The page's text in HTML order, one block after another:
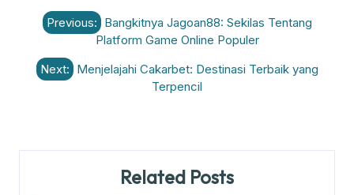
Post
navigation
Previous: Bangkitnya Jagoan88: Sekilas Tentang
Platform Game Online Populer
Next: Menjelajahi Cakarbet: Destinasi Terbaik yang
Terpencil
Related Posts